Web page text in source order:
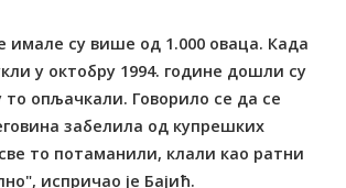
имале су више од 1.000 оваца. Када
у октобру 1994. године дошли су
то опљачкали. Говорило се да се
забелила од купрешких
то потаманили, клали као ратни
испричао је Бајић.